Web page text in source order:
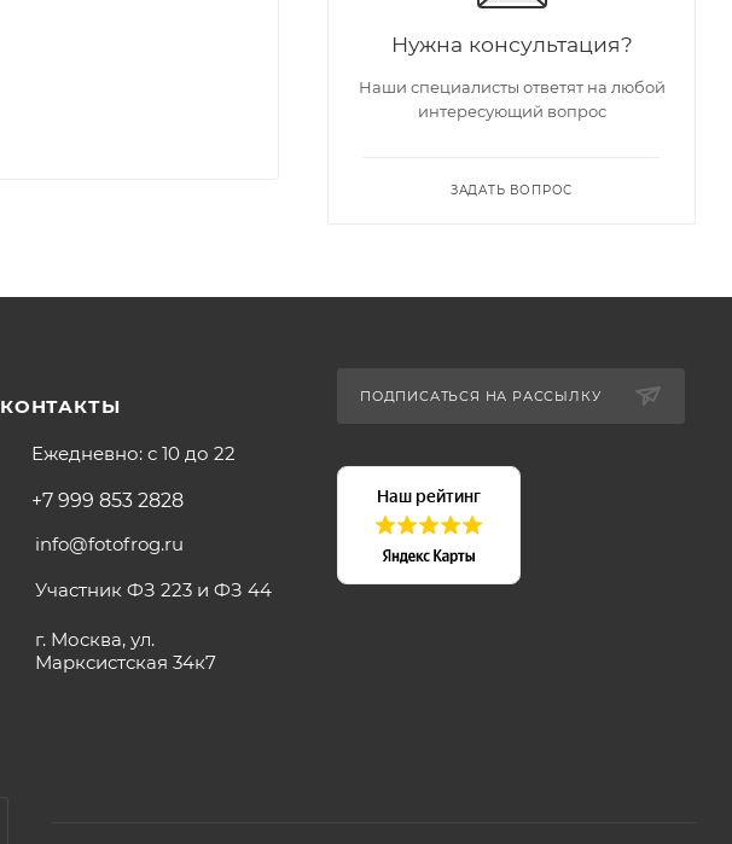
Нужна консультация?
Наши специалисты ответят на любой
интересующий вопрос
ЗАДАТЬ ВОПРОС
КОНТАКТЫ
Ежедневно: с 10 до 22
+7 999 853 2828
info@fotofrog.ru
Участник ФЗ 223 и ФЗ 44
г. Москва, ул.
Марксистская 34к7
ПОДПИСАТЬСЯ НА РАССЫЛКУ